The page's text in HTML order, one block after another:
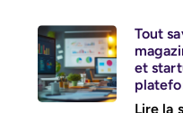
Tout
et
Lire la